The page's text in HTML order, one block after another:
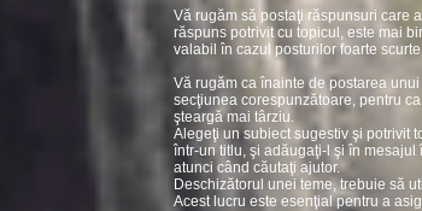
Vă rugăm să postaţi răspunsuri care
răspuns potrivit cu topicul, este mai
valabil în cazul posturilor foarte scurte
Vă rugăm ca înainte de postarea
secţiunea corespunzătoare, pentru
şteargă mai târziu.
Alegeţi un subiect sugestiv şi potrivit
într-un titlu, şi adăugaţi-l şi în
atunci când căutaţi ajutor.
Deschizătorul unei teme, trebuie să
Acest lucru este esenţial pentru a